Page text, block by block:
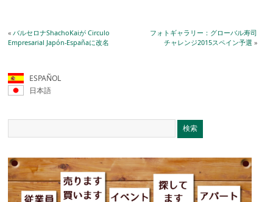
«バルセロナShachoKaiが Circulo
Empresarial Japón-Españaに改名
フォトギャラリー：グローバル寿司
チャレンジ2015スペイン予選 »
ESPAÑOL
日本語